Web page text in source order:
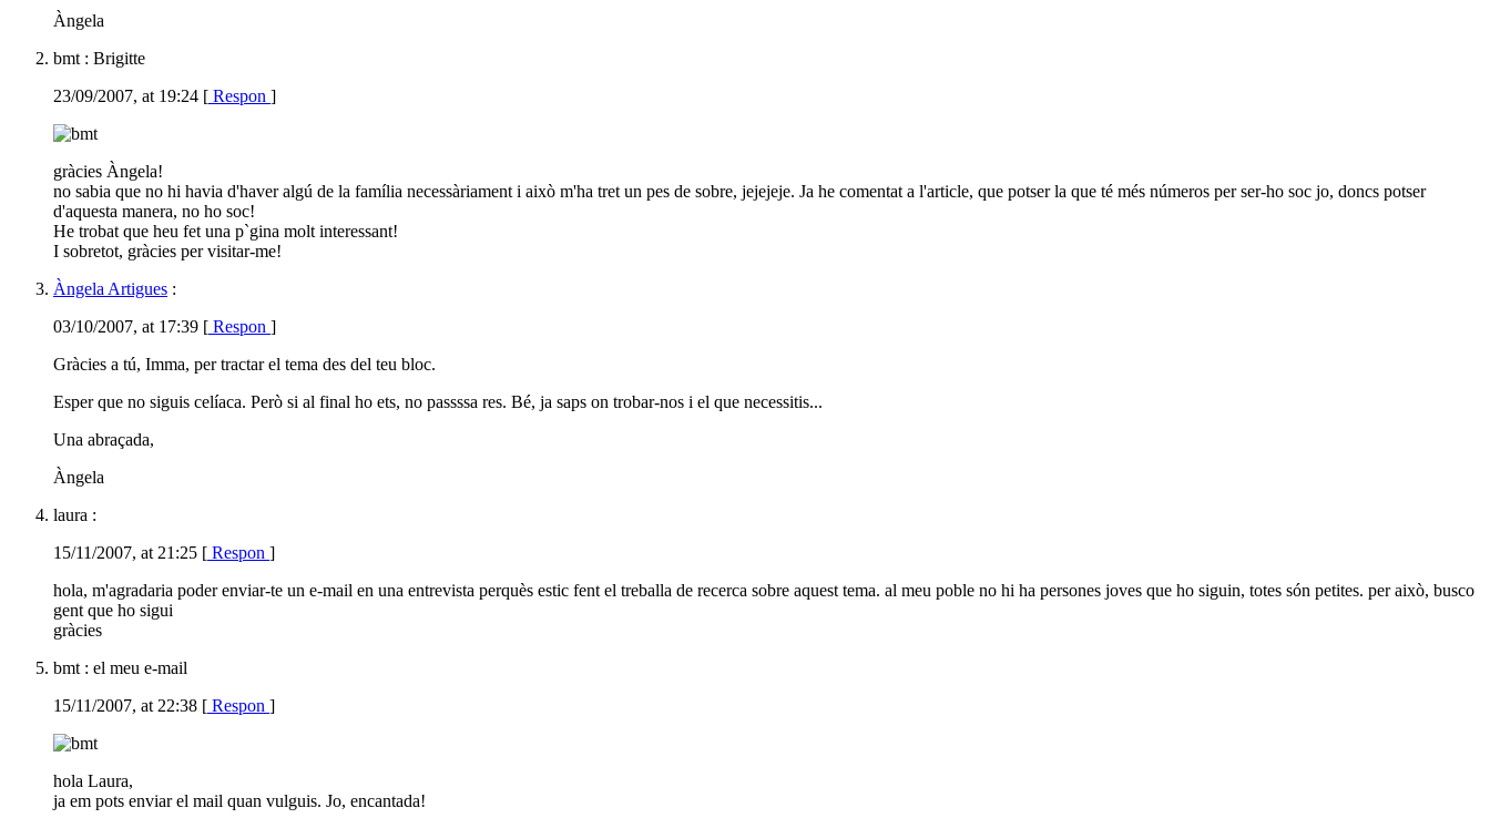
Àngela
bmt : Brigitte
23/09/2007, at 19:24 [ Respon ]
gràcies Àngela!
no sabia que no hi havia d'haver algú de la família necessàriament i això m'ha tret un pes de sobre, jejejeje. Ja he comentat a l'article, que potser la que té més números per ser-ho soc jo, doncs potser
d'aquesta manera, no ho soc!
He trobat que heu fet una p`gina molt interessant!
I sobretot, gràcies per visitar-me!
Àngela Artigues :
03/10/2007, at 17:39 [ Respon ]
Gràcies a tú, Imma, per tractar el tema des del teu bloc.
Esper que no siguis celíaca. Però si al final ho ets, no passssa res. Bé, ja saps on trobar-nos i el que necessitis...
Una abraçada,
Àngela
laura :
15/11/2007, at 21:25 [ Respon ]
hola, m'agradaria poder enviar-te un e-mail en una entrevista perquès estic fent el treballa de recerca sobre aquest tema. al meu poble no hi ha persones joves que ho siguin, totes són petites. per això, busco
gent que ho sigui
gràcies
bmt : el meu e-mail
15/11/2007, at 22:38 [ Respon ]
hola Laura,
ja em pots enviar el mail quan vulguis. Jo, encantada!